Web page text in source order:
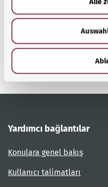
Yardımcı bağlantılar
Konulara genel bakış
Kullanıcı talimatları